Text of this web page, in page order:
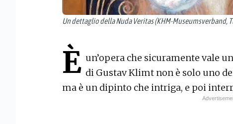
Un dettaglio della Nuda Veritas (KHM-Museumsverband,
È un’opera che sicuramente vale
di Gustav Klimt non è solo uno
ma è un dipinto che intriga, e poi